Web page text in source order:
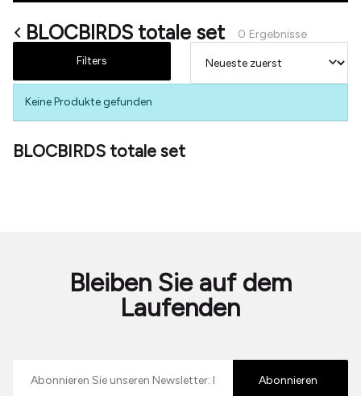
BLOCBIRDS
BLOCBIRDS totale set 0 Ergebnisse
Filters
Keine Produkte gefunden
BLOCBIRDS totale set
Bleiben Sie auf dem
Laufenden
mailadres
Abonnieren